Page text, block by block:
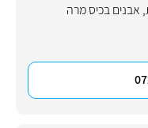
, אבנים בכיס מרה